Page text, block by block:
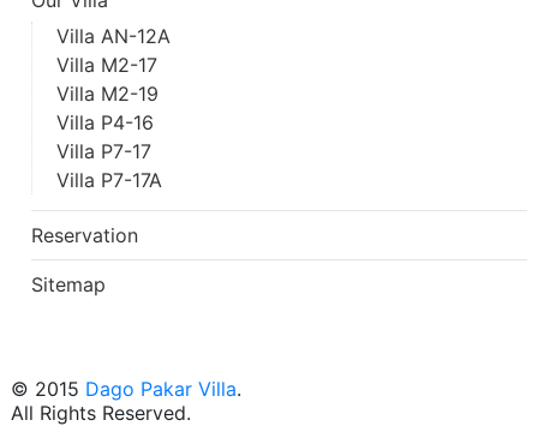
Villa AN-12A
Villa M2-17
Villa M2-19
Villa P4-16
Villa P7-17
Villa P7-17A
Reservation
Sitemap
© 2015 Dago Pakar Villa.
All Rights Reserved.